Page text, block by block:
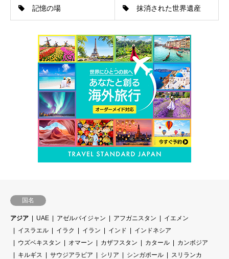
記憶の場 抹消された世界遺産
国名
アジア UAE アゼルバイジャン アフガニスタン
イエメン
イスラエル
イラク イラン インド
インドネシア
ウズベキスタン
オマーン カザフスタン カタール
カンボジア
キルギス
サウジアラビア シリア シンガポール
スリランカ